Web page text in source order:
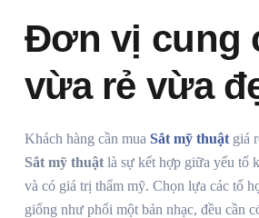
Đơn vị cung
vừa rẻ vừa
Khách hàng cần mua Sắt mỹ thuật giá
Sắt mỹ thuật là sự kết hợp giữa yếu tố
và có giá trị thẩm mỹ. Chọn lựa các tổ
giống như phối một bản nhạc, đều cần